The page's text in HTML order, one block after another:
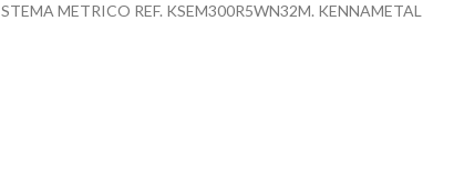
METRICO REF. KSEM300R5WN32M. KENNAMETAL